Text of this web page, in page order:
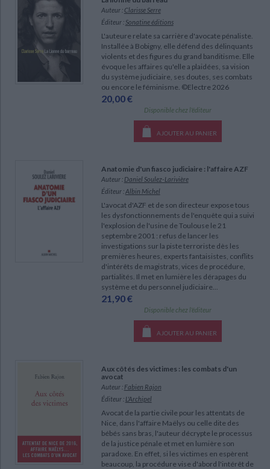
Bibliothèque de la Pléiade
Classiques scolaires Littérature ancienne et médiévale
Littérature de voyage Audio - Livres lus
Littérature en version originale Humour
Ecologie - Environnement
Biographies historiques
Histoire - Généralités Histoire des pays
Géographie
Auteur : Clarisse Serre
Éditeur : Sonatine éditions
L'auteure relate sa carrière d'avocate pénaliste.
Installée à Bobigny, elle défend des délinquants
violents et des figures du grand banditisme. Elle
évoque les affaires qu'elle a plaidées, sa vision
du système judiciaire, ses doutes, ses combats
ou encore le féminisme. ©Electre 2026
20,00 €
Disponible chez l'éditeur
AJOUTER AU PANIER
Anatomie d'un fiasco judiciaire : l'affaire AZF
Auteur : Daniel Soulez-Larivière
Éditeur :Albin Michel
L'avocat d'AZF et de son directeur expose tous
les dysfonctionnements de l'enquête qui a suivi
l'explosion de l'usine de Toulouse le 21
septembre 2001 : refus de lancer les
investigations sur la piste terroriste dès les
premières heures, experts fantaisistes, conflits
d'intérêts de magistrats, vices de procédure,
partialités. Il met en lumière les dérapages du
système et du personnel judiciaire...
21,90 €
Disponible chez l'éditeur
AJOUTER AU PANIER
Aux côtés des victimes : les combats d'un
avocat
Auteur : Fabien Rajon
Éditeur : L'Archipel
Avocat de la partie civile pour les attentats de
Nice, dans l'affaire Maëlys ou celle dite des
bébés sans bras, l'auteur décrypte le processus
de la justice pénale et met en lumière son
paradoxe. En effet, si les victimes en espèrent
beaucoup, la procédure vise d'abord l'intérêt de